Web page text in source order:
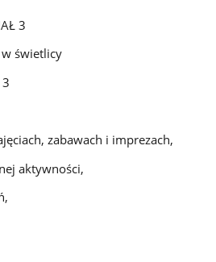
zabawach i imprezach,
aktywności,